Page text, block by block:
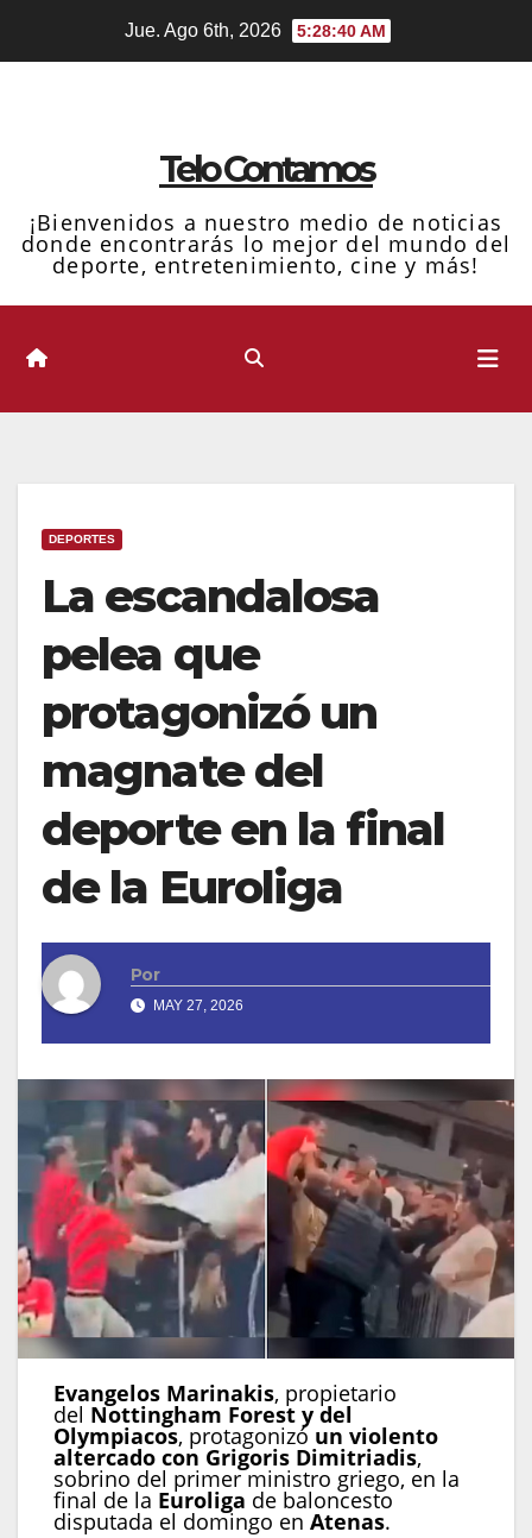
Jue. Ago 6th, 2026 5:28:41 AM
Telo Contamos
¡Bienvenidos a nuestro medio de noticias
donde encontrarás lo mejor del mundo del
deporte, entretenimiento, cine y más!
DEPORTES
La escandalosa
pelea que
protagonizó un
magnate del
deporte en la final
de la Euroliga
Por
MAY 27, 2026
Evangelos Marinakis, propietario
del Nottingham Forest y del
Olympiacos, protagonizó un violento
altercado con Grigoris Dimitriadis,
sobrino del primer ministro griego, en la
final de la Euroliga de baloncesto
disputada el domingo en Atenas.